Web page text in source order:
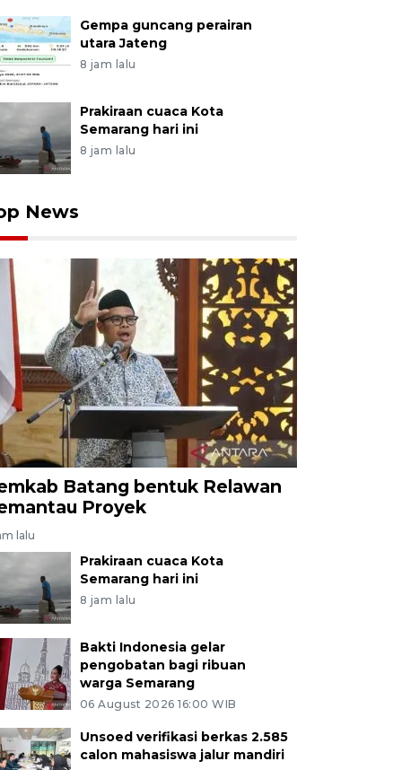
Gempa guncang perairan
utara Jateng
8 jam lalu
Prakiraan cuaca Kota
Semarang hari ini
8 jam lalu
News
Batang bentuk Relawan
Proyek
lalu
Prakiraan cuaca Kota
Semarang hari ini
8 jam lalu
Bakti Indonesia gelar
pengobatan bagi ribuan
warga Semarang
06 August 2026 16:00 WIB
Unsoed verifikasi berkas 2.585
calon mahasiswa jalur mandiri